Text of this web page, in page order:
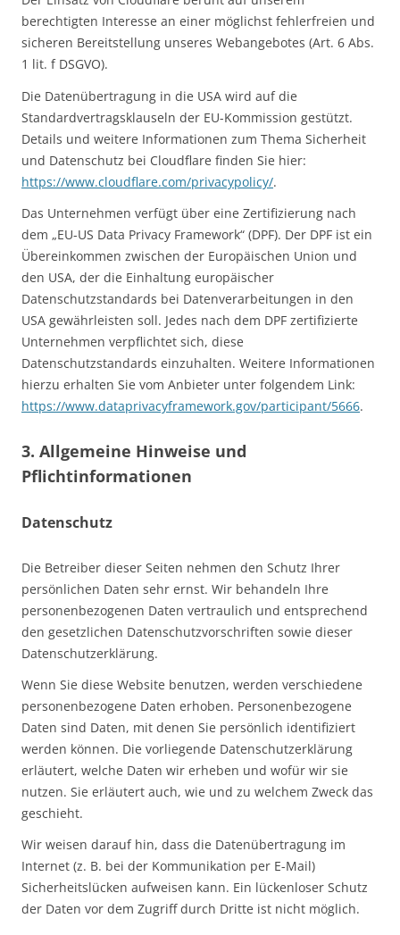
berechtigten Interesse an einer möglichst fehlerfreien und
sicheren Bereitstellung unseres Webangebotes (Art. 6 Abs.
1 lit. f DSGVO).
Die Datenübertragung in die USA wird auf die
Standardvertragsklauseln der EU-Kommission gestützt.
Details und weitere Informationen zum Thema Sicherheit
und Datenschutz bei Cloudflare finden Sie hier:
https://www.cloudflare.com/privacypolicy/.
Das Unternehmen verfügt über eine Zertifizierung nach
dem „EU-US Data Privacy Framework“ (DPF). Der DPF ist ein
Übereinkommen zwischen der Europäischen Union und
den USA, der die Einhaltung europäischer
Datenschutzstandards bei Datenverarbeitungen in den
USA gewährleisten soll. Jedes nach dem DPF zertifizierte
Unternehmen verpflichtet sich, diese
Datenschutzstandards einzuhalten. Weitere Informationen
hierzu erhalten Sie vom Anbieter unter folgendem Link:
https://www.dataprivacyframework.gov/participant/5666.
3. Allgemeine Hinweise und
Pflicht­informationen
Datenschutz
Die Betreiber dieser Seiten nehmen den Schutz Ihrer
persönlichen Daten sehr ernst. Wir behandeln Ihre
personenbezogenen Daten vertraulich und entsprechend
den gesetzlichen Datenschutzvorschriften sowie dieser
Datenschutzerklärung.
Wenn Sie diese Website benutzen, werden verschiedene
personenbezogene Daten erhoben. Personenbezogene
Daten sind Daten, mit denen Sie persönlich identifiziert
werden können. Die vorliegende Datenschutzerklärung
erläutert, welche Daten wir erheben und wofür wir sie
nutzen. Sie erläutert auch, wie und zu welchem Zweck das
geschieht.
Wir weisen darauf hin, dass die Datenübertragung im
Internet (z. B. bei der Kommunikation per E-Mail)
Sicherheitslücken aufweisen kann. Ein lückenloser Schutz
der Daten vor dem Zugriff durch Dritte ist nicht möglich.